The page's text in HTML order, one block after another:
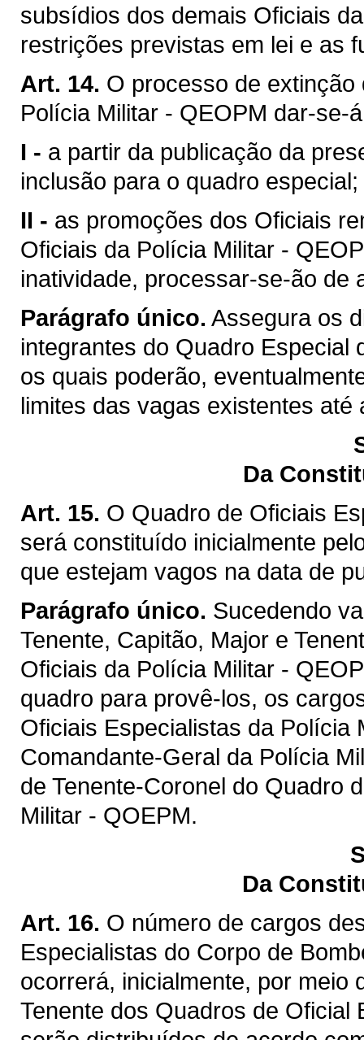
subsídios dos demais Oficiais
restrições previstas em lei e as
Art. 14. O processo de
Polícia Militar - QEOPM dar-se-
I - a partir da publicação da
inclusão para o quadro especial;
II - as promoções dos Oficiais
Oficiais da Polícia Militar -
inatividade, processar-se-ão de
Parágrafo único. Assegura os
integrantes do Quadro Especial
os quais poderão,
limites das vagas existentes
Da
Art. 15. O Quadro de Oficiais
será constituído inicialmente
que estejam vagos na data de
Parágrafo único. Sucedendo
Tenente, Capitão, Major e
Oficiais da Polícia Militar -
quadro para provê-los, os
Oficiais Especialistas da Polícia
Comandante-Geral da Polícia
de Tenente-Coronel do Quadro
Militar - QOEPM.
Da
Art. 16. O número de cargos
Especialistas do Corpo de
ocorrerá, inicialmente, por meio
Tenente dos Quadros de Oficial